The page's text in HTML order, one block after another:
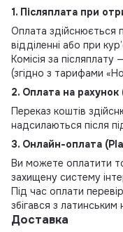
1. Післяплата при
Оплата здійснюється
відділенні або при
Комісія за післяплату —
(згідно з тарифами
2. Оплата на рахунок
Переказ коштів
надсилаються після
3. Онлайн-оплата
Ви можете оплатити
захищену систему
Під час оплати
збігався з латинським
Доставка